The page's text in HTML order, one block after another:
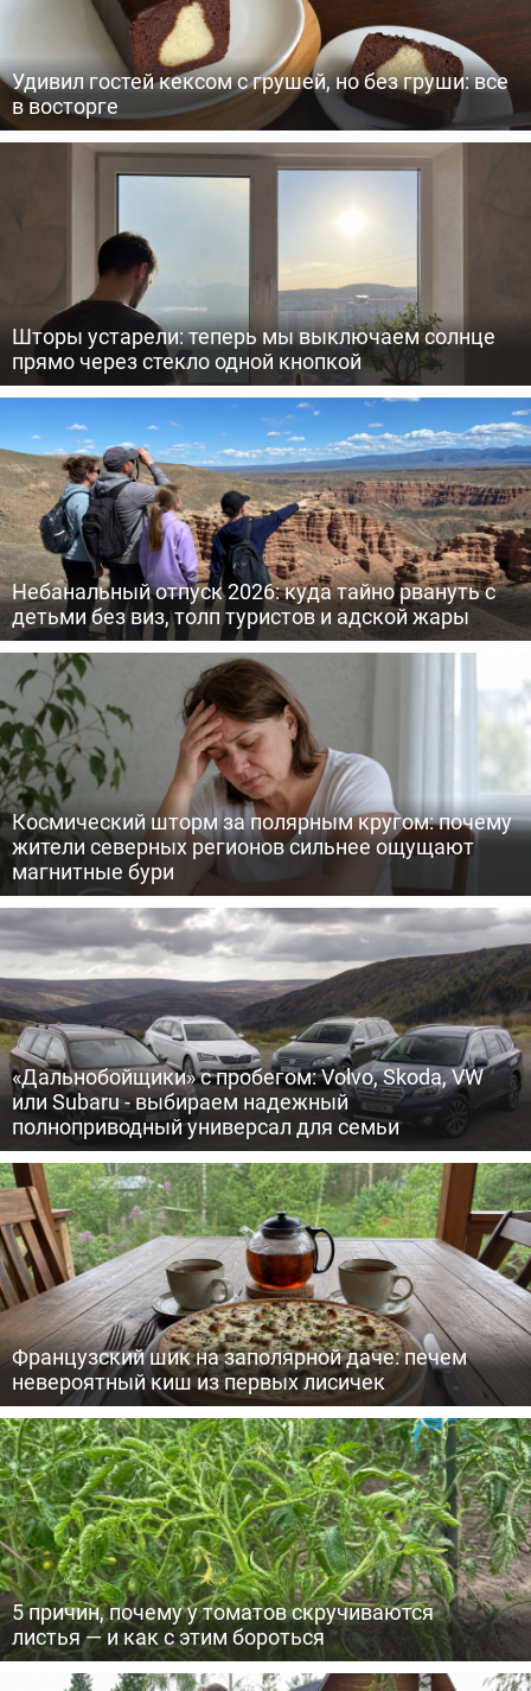
Удивил гостей кексом с грушей, но без груши: все
в восторге
Шторы устарели: теперь мы выключаем солнце
прямо через стекло одной кнопкой
Небанальный отпуск 2026: куда тайно рвануть с
детьми без виз, толп туристов и адской жары
Космический шторм за полярным кругом: почему
жители северных регионов сильнее ощущают
магнитные бури
«Дальнобойщики» с пробегом: Volvo, Skoda, VW
или Subaru - выбираем надежный
полноприводный универсал для семьи
Французский шик на заполярной даче: печем
невероятный киш из первых лисичек
5 причин, почему у томатов скручиваются
листья — и как с этим бороться